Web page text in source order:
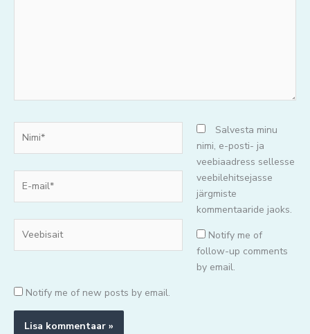
mail*
Salvesta minu
nimi, e-posti- ja
veebiaadress sellesse
veebilehitsejasse
järgmiste
kommentaaride jaoks.
Notify me of
follow-up comments
by email.
Notify me of new posts by email.